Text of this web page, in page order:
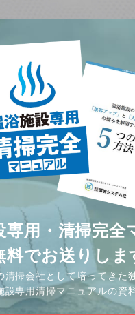
専用・清掃完全
料でお送りしま
清掃会社として培ってきた
設専用清掃マニュアルの資